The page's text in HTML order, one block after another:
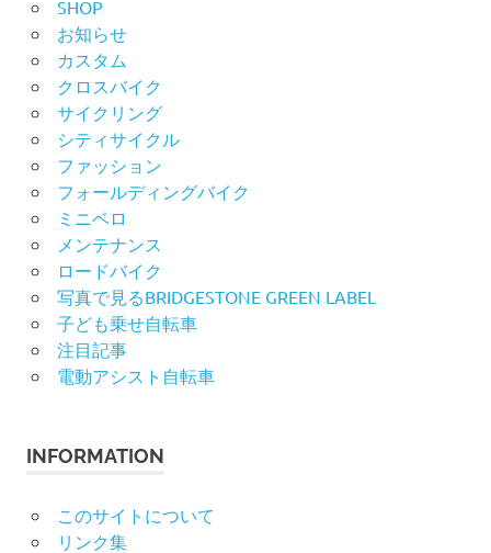
シ
ョ
ン
SHOP
お知らせ
カスタム
クロスバイク
サイクリング
シティサイクル
ファッション
フォールディングバイク
ミニベロ
メンテナンス
ロードバイク
写真で見るBRIDGESTONE GREEN LABEL
子ども乗せ自転車
注目記事
電動アシスト自転車
INFORMATION
このサイトについて
リンク集